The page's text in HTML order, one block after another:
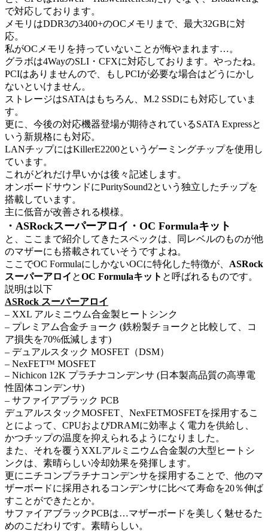
で対応しております。
メモリはDDR3の3400+のOCメモリまで、最大32GBに対
応。
私がOCメモリを持っていないことが悔やまれます…。
グラボは4WayのSLI・CFXに対応しております。やったね。
PCIはありませんので、もしPCIが必要な場合はどうにかし
ないといけません。
ストレージはSATAはもちろん、M.2 SSDにも対応していま
す。
更に、今後の対応機器登場が期待されているSATA Expressと
いう新規格にも対応。
LANチップにはKillerE2200というゲーミングチップを使用し
ています。
これがどれだけ早いかは後々記述します。
オンボードサウンドにPuritySound2という独立したチップを
搭載しています。
主に低音が改善される模様。
・ASRockスーパーアロイ・OC Formulaキット
と、ここまで紹介してきたスペックは、同レベルのものが他
のマザーにも搭載されていそうですよね。
ここでOC FormulaにしかないOCに特化した特徴が、 ASRock
スーパーアロイ とOC Formulaキット と呼ばれるものです。
説明は以下
ASRock スーパーアロイ
– XXL アルミニウム合金製ヒートシンク
– プレミアム合金チョーク (鉄粉製チョークと比較して、コ
ア損失を70%低減します)
– デュアルスタック MOSFET（DSM）
– NexFET™ MOSFET
– Nichicon 12K プラチナコンデンサ (日本製高品質の高導電
性固体コンデンサ)
– サファイアブラック PCB
デュアルスタックMOSFET、NexFETMOSFETを採用するこ
とによって、CPUおよびDRAMに効率よく電力を供給し、
かつチップの温度を抑えられるようになりました。
また、それを覆うXXLアルミニウム合金製の大型ヒートシ
ンクは、素晴らしい冷却効果を発揮します。
更にニチコンプラチナコンデンサを採用することで、他のマ
ザーボードに採用されるコンデンサに比べて寿命を20％伸ば
すことができたとか。
サファイアブラックPCBは…マザーボードを美しく魅せるた
めのこだわりです。素晴らしい。